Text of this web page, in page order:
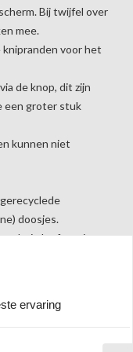
Bij twijfel over
mee.
knipranden voor het
de knop, dit zijn
een groter stuk
kunnen niet
doosjes.
in kraftpapier.
mail
ervaring